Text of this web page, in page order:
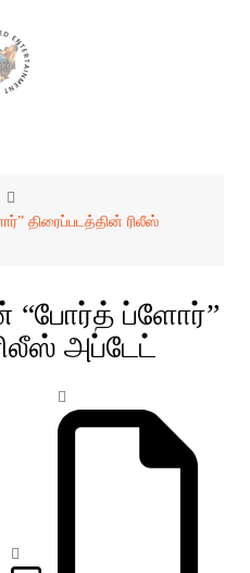
திரைப்படத்தின் ரிலீஸ்
“போர்த் ப்ளோர்”
அப்டேட்